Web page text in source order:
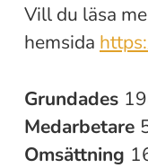
Vill du läsa
hemsida
Grundades
Medarbetare
Omsättning